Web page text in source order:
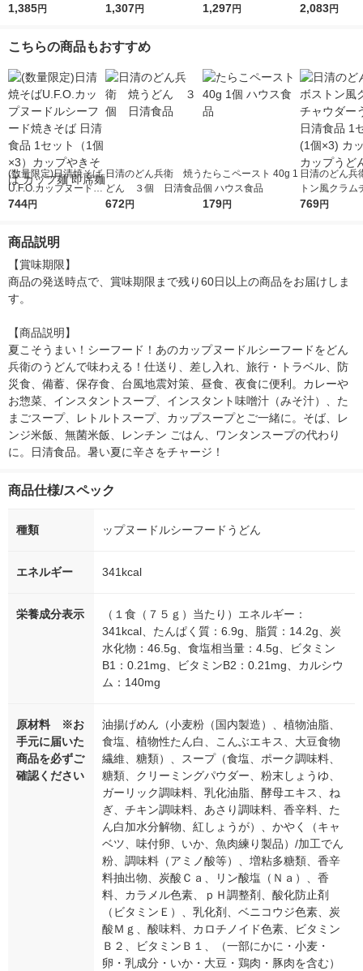
＋カップヌードルPR
1,385円
［トムヤムクン・ラク
1,307円
［鬼かき揚げうどん・
1,297円
どん兵衛2種
2,083円
こちらの商品もおすすめ
(数量限定)日清焼そば
U.F.O.カップヌードル
シーフード焼きそば
ば カップ麺 即席麺
744円
日清のどん兵衛 焼う
どん ３個 日清食品
672円
たらこペースト 40g 1
個 ハウス食品
179円
日清のどん兵
トン風クラム
ーうどん 日清
769円
商品説明
【賞味期限】
商品の発送時点で、賞味期限まで残り60日以上の商品をお届けしま
す。
【商品説明】
夏こそうまい！シーフード！あのカップヌードルシーフードをどん
兵衛のうどんで味わえる！仕送り、差し入れ、旅行・トラベル、防
災食、備蓄、保存食、台風地震対策、昼食、夜食に便利。カレーや
お惣菜、インスタントスープ、インスタント味噌汁（みそ汁）、た
まごスープ、レトルトスープ、カップスープとご一緒に。そば、レ
ンジ米飯、無菌米飯、レンチン ごはん、ワンタンスープの代わり
に。日清食品。暑い夏に辛さをチャージ！
商品仕様/スペック
種類 ップヌードルシーフードうどん
エネルギー 341kcal
栄養成分表示
（１食（７５ｇ）当たり）エネルギー：
341kcal、たんぱく質：6.9g、脂質：14.2g、炭
水化物：46.5g、食塩相当量：4.5g、ビタミン
B1：0.21mg、ビタミンB2：0.21mg、カルシウ
ム：140mg
原材料 ※お
手元に届いた
商品を必ずご
確認ください
油揚げめん（小麦粉（国内製造）、植物油脂、
食塩、植物性たん白、こんぶエキス、大豆食物
繊維、糖類）、スープ（食塩、ポーク調味料、
糖類、クリーミングパウダー、粉末しょうゆ、
ガーリック調味料、乳化油脂、酵母エキス、ね
ぎ、チキン調味料、あさり調味料、香辛料、た
ん白加水分解物、紅しょうが）、かやく（キャ
ベツ、味付卵、いか、魚肉練り製品）/加工でん
粉、調味料（アミノ酸等）、増粘多糖類、香辛
料抽出物、炭酸Ｃａ、リン酸塩（Ｎａ）、香
料、カラメル色素、ｐＨ調整剤、酸化防止剤
（ビタミンＥ）、乳化剤、ベニコウジ色素、炭
酸Ｍｇ、酸味料、カロチノイド色素、ビタミン
Ｂ２、ビタミンＢ１、（一部にかに・小麦・
卵・乳成分・いか・大豆・鶏肉・豚肉を含む）